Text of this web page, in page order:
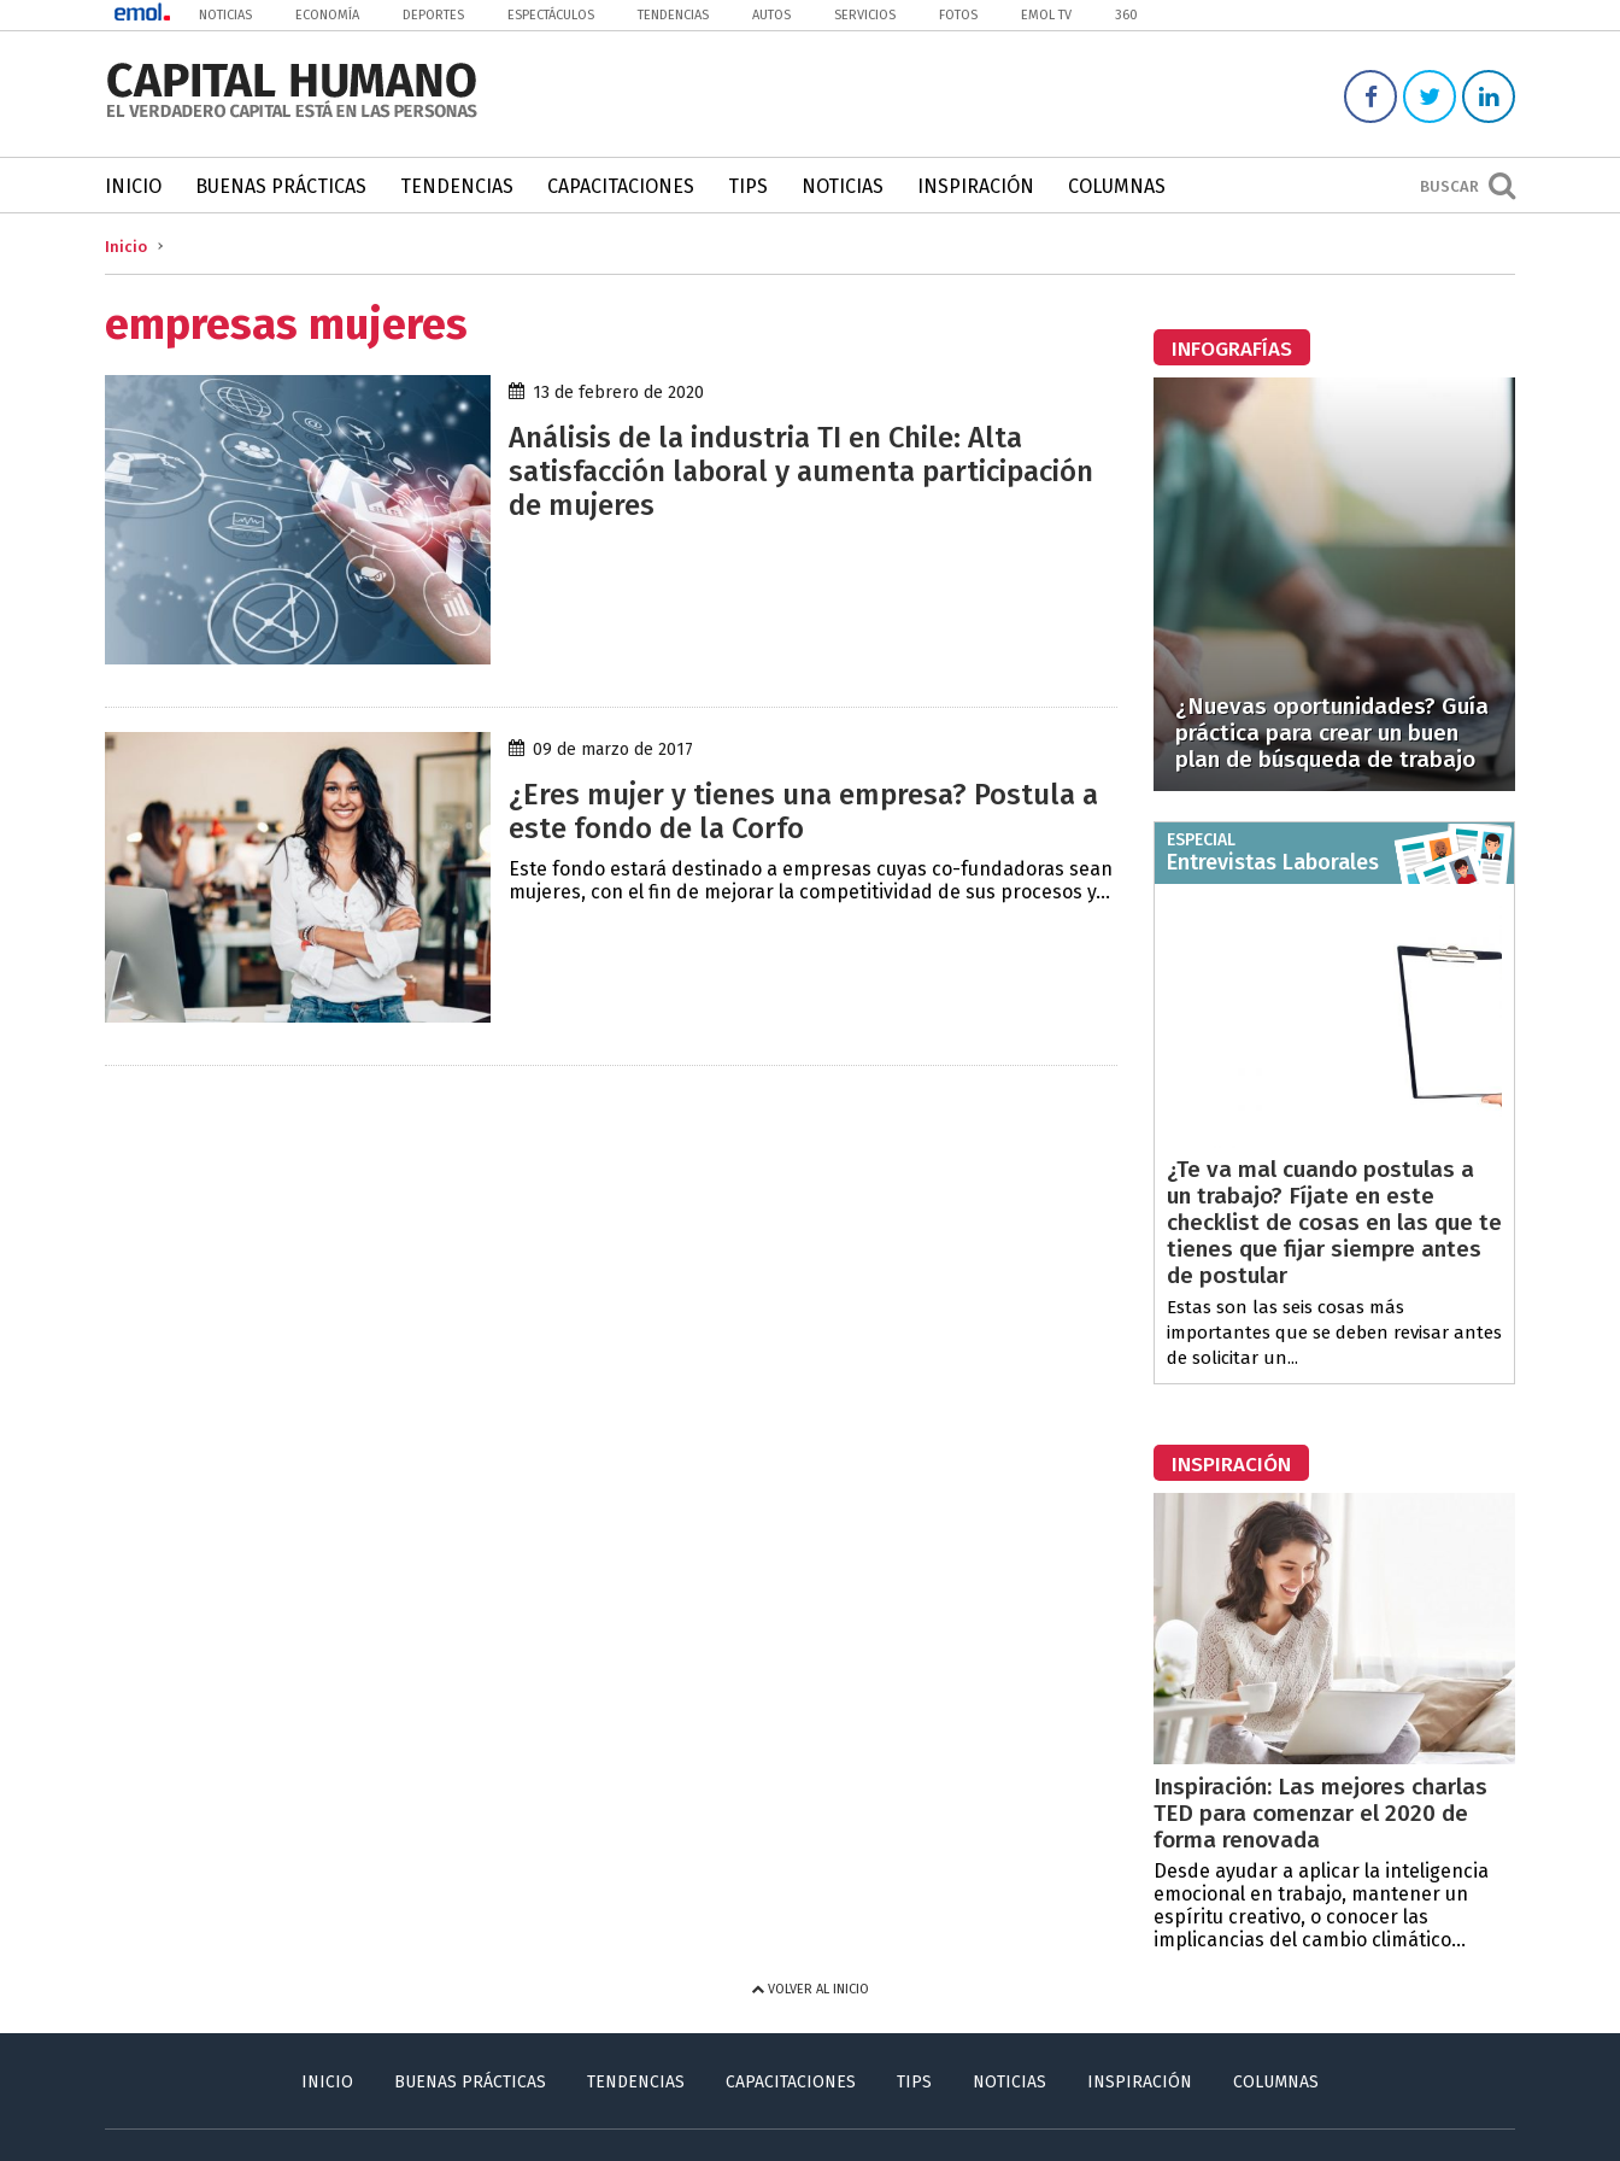
NOTICIAS ECONOMÍA DEPORTES ESPECTÁCULOS TENDENCIAS AUTOS SERVICIOS FOTOS EMOL TV 360
BUSCAR
INICIO BUENAS PRÁCTICAS TENDENCIAS CAPACITACIONES TIPS NOTICIAS INSPIRACIÓN COLUMNAS
Inicio
empresas mujeres
13 de febrero de 2020
Análisis de la industria TI en Chile: Alta
satisfacción laboral y aumenta participación
de mujeres
09 de marzo de 2017
¿Eres mujer y tienes una empresa? Postula a
este fondo de la Corfo
Este fondo estará destinado a empresas cuyas co-fundadoras sean
mujeres, con el fin de mejorar la competitividad de sus procesos y...
INFOGRAFÍAS
¿Nuevas oportunidades? Guía
práctica para crear un buen
plan de búsqueda de trabajo
ESPECIAL
Entrevistas Laborales
¿Te va mal cuando postulas a
un trabajo? Fíjate en este
checklist de cosas en las que te
tienes que fijar siempre antes
de postular
Estas son las seis cosas más
importantes que se deben revisar antes
de solicitar un...
INSPIRACIÓN
Inspiración: Las mejores charlas
TED para comenzar el 2020 de
forma renovada
Desde ayudar a aplicar la inteligencia
emocional en trabajo, mantener un
espíritu creativo, o conocer las
implicancias del cambio climático...
VOLVER AL INICIO
INICIO BUENAS PRÁCTICAS TENDENCIAS CAPACITACIONES TIPS NOTICIAS INSPIRACIÓN COLUMNAS